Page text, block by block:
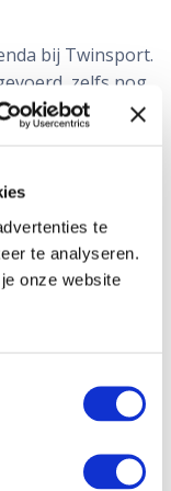
te
te analyseren.
onze website
bij Twinsport.
zelfs nog
alles zelf in de
het bedrijf zelf,
(en wat is
pand op de
en
de financiële